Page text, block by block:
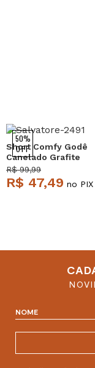
50%
OFF
Short Comfy Godê
Canelado Grafite
Salvatore
R$ 99,99
R$ 47,49 no PIX